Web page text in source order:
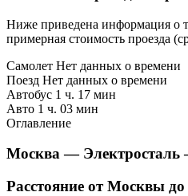
Ниже приведена информация о
примерная стоимость проезда
Самолет Нет данных о времени
Поезд Нет данных о времени
Автобус 1 ч. 17 мин
Авто 1 ч. 03 мин
Оглавление
Москва —
Расстояние от Москвы